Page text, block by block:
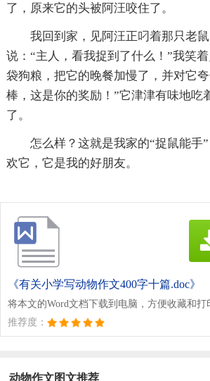
了，原来它的头被阿汪咬住了。
我回到家，见阿汪正叼着那只老
说：“主人，看我捉到了什么！”我笑
袋狗粮，把它的晚餐加慢了，并对它
棒，这是你的奖励！”它津津有味地吃
了。
怎么样？这就是我家的“捉鼠能手
欢它，它是我的好朋友。
《有关小学写动物作文400字十篇.doc》
将本文的Word文档下载到电脑，方便收藏和打
推荐度：
动物作文图文推荐